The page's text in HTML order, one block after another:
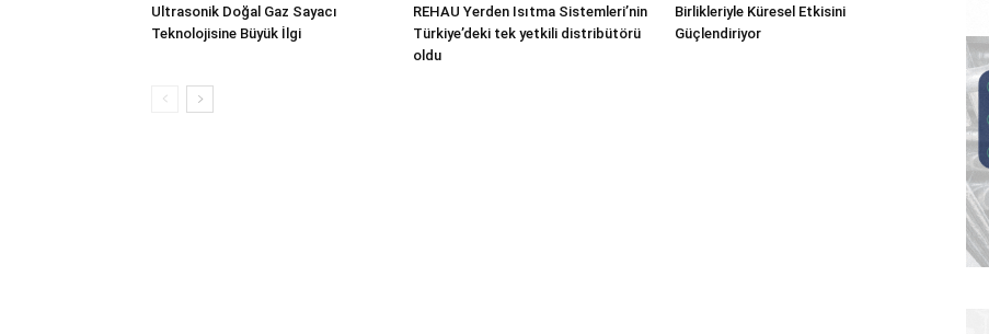
Ultrasonik Doğal Gaz Sayacı
Teknolojisine Büyük İlgi
REHAU Yerden Isıtma Sistemleri’nin
Türkiye’deki tek yetkili distribütörü
oldu
Birlikleriyle Küresel Etkisini
Güçlendiriyor